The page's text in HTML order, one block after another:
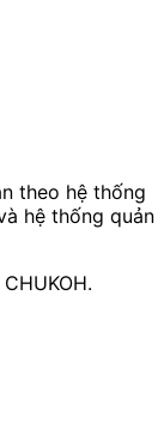
theo hệ thống
hệ thống quản